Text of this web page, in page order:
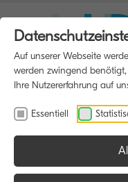
Auf unserer Webseite
werden zwingend
Ihre Nutzererfahrung auf
Essentiell